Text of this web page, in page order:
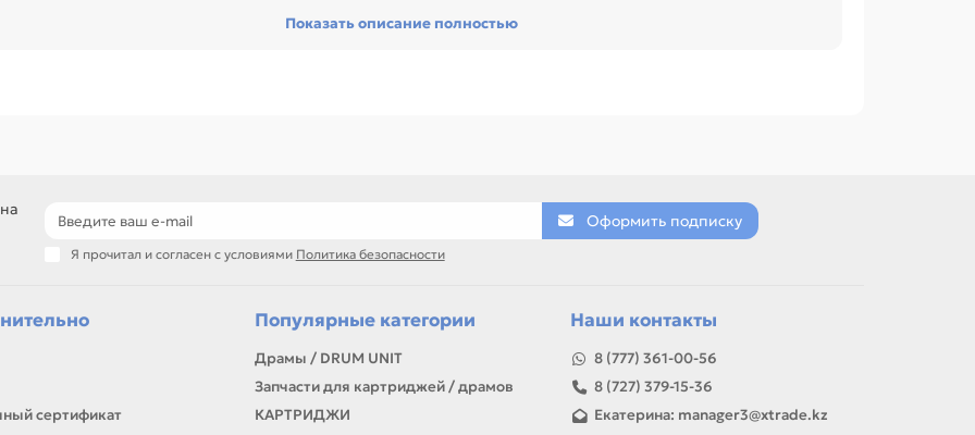
без лишних переходников и несовместимости, особенно при обслуживании офиса, сервисного центра или
устройства для офиса, дома и сервиса
решения для хранения, подключения и ремонта
самовывоз и доставка по Алматы, отправка по Казахстану
заправки, печати или пополнения складского запаса.
Показать описание полностью
Оформить подписку
Я прочитал и согласен с условиями Политика безопасности
сертификат
Популярные категории
Драмы / DRUM UNIT
Запчасти для картриджей / драмов
КАРТРИДЖИ
Наши контакты
8 (777) 361-00-56
8 (727) 379-15-36
Екатерина: manager3@xtrade.kz